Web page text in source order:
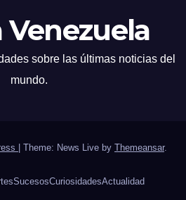
Venezuela
sobre las últimas noticias del
mundo.
| Theme: News Live by Themeansar.
SucesosCuriosidadesActualidad